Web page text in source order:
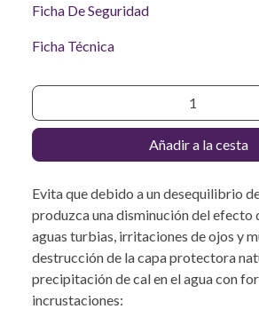
Ficha De Seguridad
Ficha Técnica
Añadir a la cesta
Evita que debido a un desequilibrio
produzca una disminución del efecto
aguas turbias, irritaciones de ojos y
destrucción de la capa protectora
precipitación de cal en el agua con
incrustaciones: